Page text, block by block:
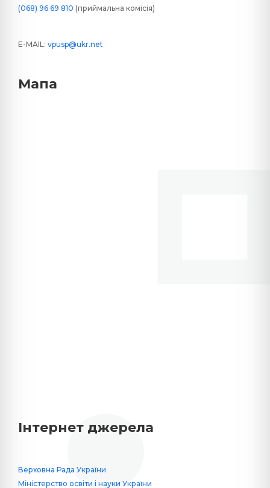
(068) 96 69 810 (приймальна комісія)
E-MAIL: vpusp@ukr.net
Мапа
Інтернет джерела
Верховна Рада України
Міністерство освіти і науки України